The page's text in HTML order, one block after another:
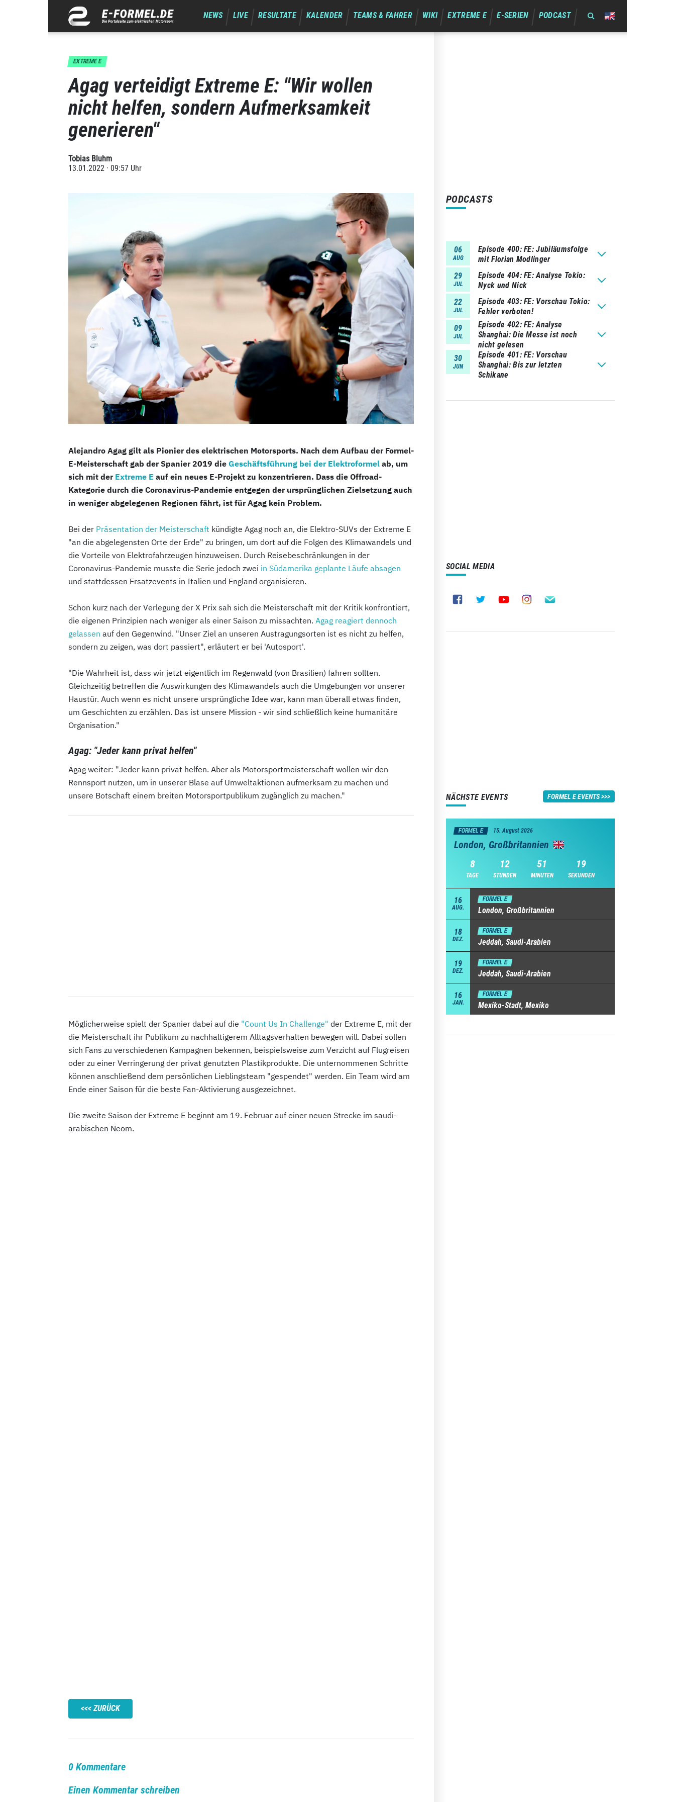
NEWS LIVE RESULTATE KALENDER TEAMS & FAHRER WIKI EXTREME E E-SERIEN PODCAST
EXTREME E
Agag verteidigt Extreme E: "Wir wollen
nicht helfen, sondern Aufmerksamkeit
generieren"
Tobias Bluhm
13.01.2022 · 09:57 Uhr
Alejandro Agag gilt als Pionier des elektrischen Motorsports. Nach dem Aufbau der Formel-
E-Meisterschaft gab der Spanier 2019 die Geschäftsführung bei der Elektroformel ab, um
sich mit der Extreme E auf ein neues E-Projekt zu konzentrieren. Dass die Offroad-
Kategorie durch die Coronavirus-Pandemie entgegen der ursprünglichen Zielsetzung auch
in weniger abgelegenen Regionen fährt, ist für Agag kein Problem.
Bei der Präsentation der Meisterschaft kündigte Agag noch an, die Elektro-SUVs der Extreme E
"an die abgelegensten Orte der Erde" zu bringen, um dort auf die Folgen des Klimawandels und
die Vorteile von Elektrofahrzeugen hinzuweisen. Durch Reisebeschränkungen in der
Coronavirus-Pandemie musste die Serie jedoch zwei in Südamerika geplante Läufe absagen
und stattdessen Ersatzevents in Italien und England organisieren.
Schon kurz nach der Verlegung der X Prix sah sich die Meisterschaft mit der Kritik konfrontiert,
die eigenen Prinzipien nach weniger als einer Saison zu missachten. Agag reagiert dennoch
gelassen auf den Gegenwind. "Unser Ziel an unseren Austragungsorten ist es nicht zu helfen,
sondern zu zeigen, was dort passiert", erläutert er bei 'Autosport'.
"Die Wahrheit ist, dass wir jetzt eigentlich im Regenwald (von Brasilien) fahren sollten.
Gleichzeitig betreffen die Auswirkungen des Klimawandels auch die Umgebungen vor unserer
Haustür. Auch wenn es nicht unsere ursprüngliche Idee war, kann man überall etwas finden,
um Geschichten zu erzählen. Das ist unsere Mission - wir sind schließlich keine humanitäre
Organisation."
Agag: "Jeder kann privat helfen"
Agag weiter: "Jeder kann privat helfen. Aber als Motorsportmeisterschaft wollen wir den
Rennsport nutzen, um in unserer Blase auf Umweltaktionen aufmerksam zu machen und
unsere Botschaft einem breiten Motorsportpublikum zugänglich zu machen."
Möglicherweise spielt der Spanier dabei auf die "Count Us In Challenge" der Extreme E, mit der
die Meisterschaft ihr Publikum zu nachhaltigerem Alltagsverhalten bewegen will. Dabei sollen
sich Fans zu verschiedenen Kampagnen bekennen, beispielsweise zum Verzicht auf Flugreisen
oder zu einer Verringerung der privat genutzten Plastikprodukte. Die unternommenen Schritte
können anschließend dem persönlichen Lieblingsteam "gespendet" werden. Ein Team wird am
Ende einer Saison für die beste Fan-Aktivierung ausgezeichnet.
Die zweite Saison der Extreme E beginnt am 19. Februar auf einer neuen Strecke im saudi-
arabischen Neom.
ZURÜCK
0 Kommentare
Einen Kommentar schreiben
PODCASTS
06
AUG
Episode 400 FE: Jubiläumsfolge
mit Florian Modlinger
29
JUL
Episode 404 FE: Analyse Tokio:
Nyck und Nick
22
JUL
Episode 403 FE: Vorschau Tokio:
Fehler verboten!
09
JUL
Episode 402 FE: Analyse
Shanghai: Die Messe ist noch
nicht gelesen
30
JUN
Episode 401 FE: Vorschau
Shanghai: Bis zur letzten
Schikane
SOCIAL MEDIA
NÄCHSTE EVENTS FORMEL E EVENTS
FORMEL E 15. August 2026
London, Großbritannien
8
TAGE
12
STUNDEN
51
MINUTEN
18
SEKUNDEN
16
AUG.
FORMEL E
London, Großbritannien
18
DEZ.
FORMEL E
Jeddah, Saudi-Arabien
19
DEZ.
FORMEL E
Jeddah, Saudi-Arabien
16
JAN.
FORMEL E
Mexiko-Stadt, Mexiko